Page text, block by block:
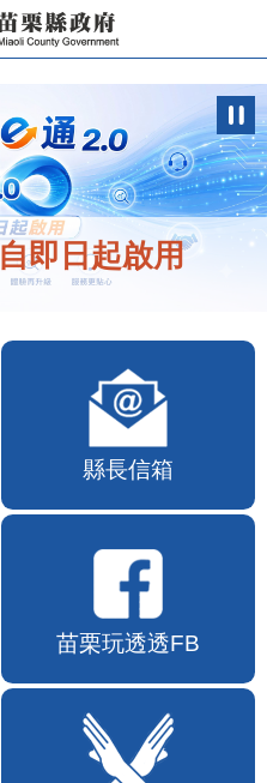
即日起啟用
縣長信箱
苗栗玩透透FB